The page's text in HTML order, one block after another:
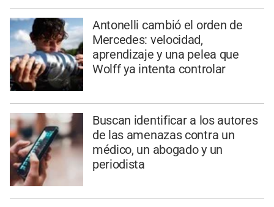
Antonelli cambió el orden de
Mercedes: velocidad,
aprendizaje y una pelea que
Wolff ya intenta controlar
Buscan identificar a los autores
de las amenazas contra un
médico, un abogado y un
periodista